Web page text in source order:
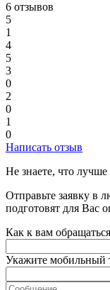
6 отзывов
5
1
4
5
3
0
2
0
1
0
Написать отзыв
Не знаете, что лучше
Отправьте заявку в
подготовят для Вас
Как к вам
Укажите мобильный